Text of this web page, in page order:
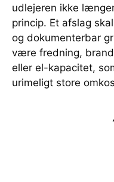
udlejeren ikke
princip. Et afslag
og dokumenterbar
være fredning,
eller el-kapacitet,
urimeligt store